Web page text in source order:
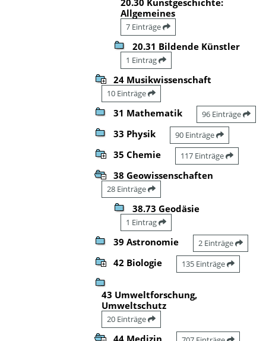
Allgemeines
7 Einträge
20.31 Bildende Künstler
1 Eintrag
24 Musikwissenschaft
10 Einträge
31 Mathematik 96 Einträge
33 Physik 90 Einträge
35 Chemie 117 Einträge
38 Geowissenschaften
28 Einträge
38.73 Geodäsie
1 Eintrag
39 Astronomie 2 Einträge
42 Biologie 135 Einträge
43 Umweltforschung,
Umweltschutz
20 Einträge
44 Medizin